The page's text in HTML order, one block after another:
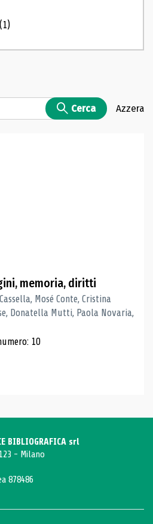
(1)
Cerca Azzera
memoria, diritti
Mosé Conte, Cristina
Donatella Mutti, Paola Novaria,
10
BIBLIOGRAFICA srl
- Milano
878486